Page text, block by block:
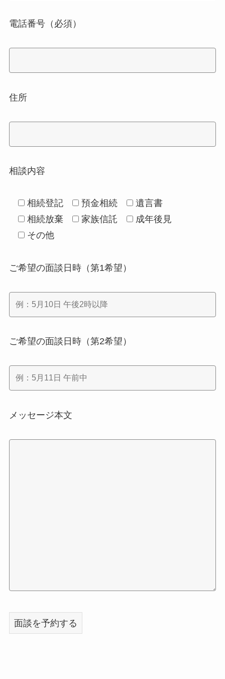
電話番号（必須）
住所
相談内容
相続登記 預金相続
遺言書
相続放棄
家族信託
成年後見
その他
ご希望の面談日時（第1希望）
ご希望の面談日時（第2希望）
メッセージ本文